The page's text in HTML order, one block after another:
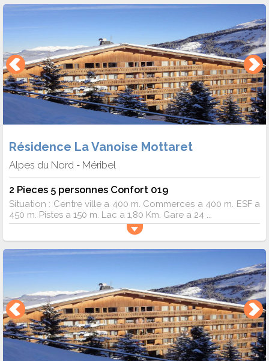
Résidence La Vanoise Mottaret
Alpes du Nord - Méribel
2 Pieces 5 personnes Confort 019
Situation : Centre ville a 400 m. Commerces a 400 m. ESF a
450 m. Pistes a 150 m. Lac a 1,80 Km. Gare a 24 ...